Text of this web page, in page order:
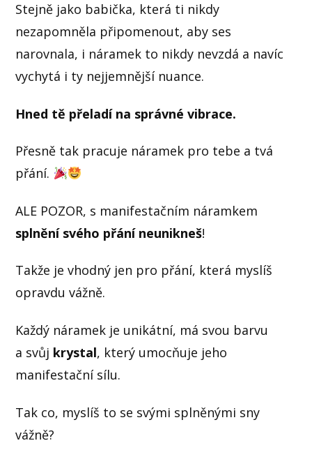
Stejně jako babička, která ti nikdy
nezapomněla připomenout, aby ses
narovnala, i náramek to nikdy nevzdá a navíc
vychytá i ty nejjemnější nuance.
Hned tě přeladí na správné vibrace.
Přesně tak pracuje náramek pro tebe a tvá
přání.
ALE POZOR, s manifestačním náramkem
splnění svého přání neunikneš!
Takže je vhodný jen pro přání, která myslíš
opravdu vážně.
Každý náramek je unikátní, má svou barvu
a svůj krystal, který umocňuje jeho
manifestační sílu.
Tak co, myslíš to se svými splněnými sny
vážně?